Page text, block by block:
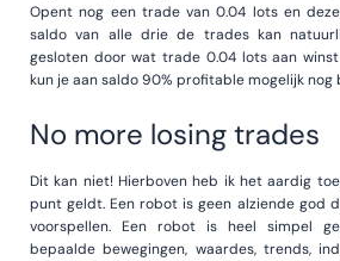
Opent nog een trade van 0.04 lots en
saldo van alle drie de trades kan
gesloten door wat trade 0.04 lots aan
kun je aan saldo 90% profitable mogelijk nog
No more losing trades
Dit kan niet! Hierboven heb ik het aardig
punt geldt. Een robot is geen alziende god
voorspellen. Een robot is heel simpel
bepaalde bewegingen, waardes, trends,